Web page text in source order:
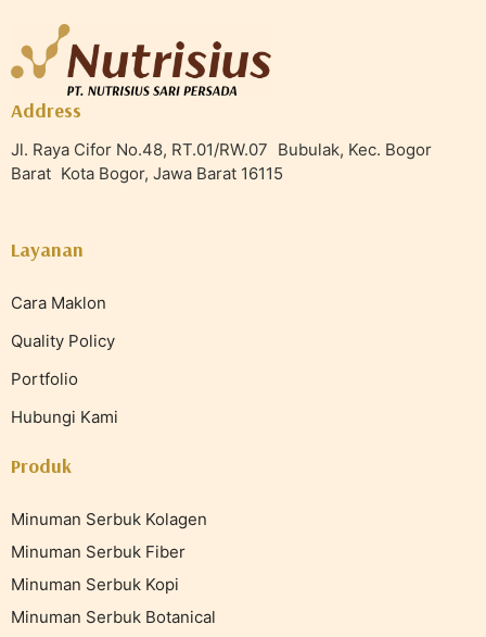
Address
Jl. Raya Cifor No.48, RT.01/RW.07 Bubulak, Kec. Bogor
Barat Kota Bogor, Jawa Barat 16115
Layanan
Cara Maklon
Quality Policy
Portfolio
Hubungi Kami
Produk
Minuman Serbuk Kolagen
Minuman Serbuk Fiber
Minuman Serbuk Kopi
Minuman Serbuk Botanical